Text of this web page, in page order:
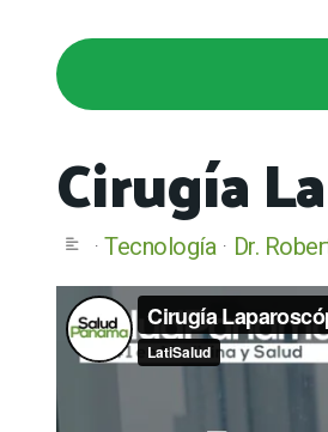
Cirugía
Tecnología Dr.